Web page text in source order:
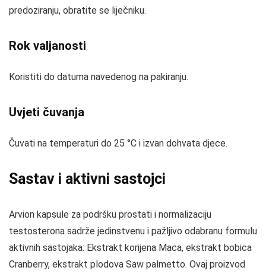
predoziranju, obratite se liječniku.
Rok valjanosti
Koristiti do datuma navedenog na pakiranju.
Uvjeti čuvanja
Čuvati na temperaturi do 25 °C i izvan dohvata djece.
Sastav i aktivni sastojci
Arvion kapsule za podršku prostati i normalizaciju
testosterona sadrže jedinstvenu i pažljivo odabranu formulu
aktivnih sastojaka: Ekstrakt korijena Maca, ekstrakt bobica
Cranberry, ekstrakt plodova Saw palmetto. Ovaj proizvod